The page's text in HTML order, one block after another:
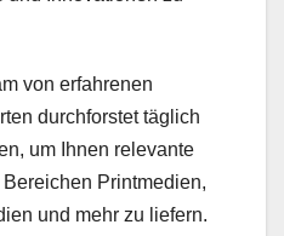
von erfahrenen
durchforstet täglich
um Ihnen relevante
Printmedien,
und mehr zu liefern.